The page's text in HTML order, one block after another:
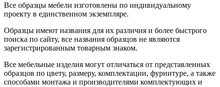
Все образцы мебели изготовлены по индивидуальному
проекту в единственном экземпляре.
Образцы имеют названия для их различия и более быстрого
поиска по сайту, все названия образцов не являются
зарегистрированным товарным знаком.
Все мебельные изделия могут отличаться от представленных
образцов по цвету, размеру, комплектации, фурнитуре, а также
способами монтажа и производителями комплектующих и